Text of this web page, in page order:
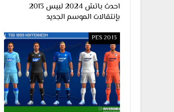
احدث باتش 2024 لبيس 2013
بإنتقالات الموسم الجديد
PES 2013